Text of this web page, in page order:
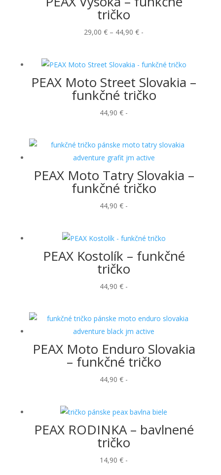
tričko
29,00€ – 44,90€Price
through
44,90 €
-
PEAX Moto Street Slovakia –
funkčné tričko
44,90€ -
PEAX Moto Tatry Slovakia –
funkčné tričko
44,90€ -
PEAX Kostolík – funkčné
tričko
44,90€ -
PEAX Moto Enduro Slovakia
– funkčné tričko
44,90€ -
PEAX RODINKA – bavlnené
tričko
14,90€ -